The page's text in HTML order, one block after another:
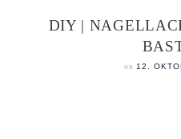
DIY |
on 12.